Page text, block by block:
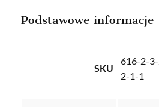
Podstawowe informacje
SKU
616-2-
2-1-1